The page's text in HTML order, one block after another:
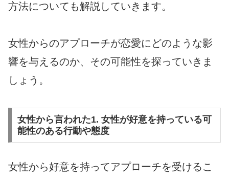
方法についても解説していきます。
女性からのアプローチが恋愛にどのような影
響を与えるのか、その可能性を探っていきま
しょう。
女性から言われた1. 女性が好意を持っている可
能性のある行動や態度
女性から好意を持ってアプローチを受けるこ